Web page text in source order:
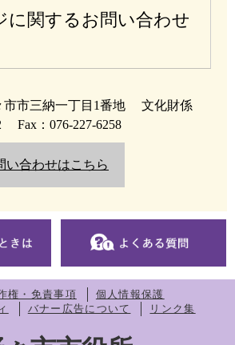
に関するお問い合わせ
市市三納一丁目1番地
文化財係
Fax：076-227-6258
い合わせはこちら
権・免責事項
個人情報保護
バナー広告について リンク集